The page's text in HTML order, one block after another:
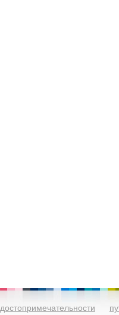
достопримечательности